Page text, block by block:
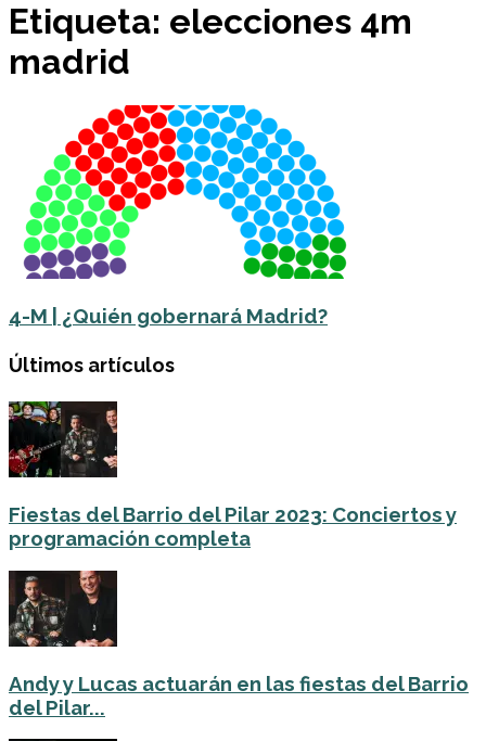
Etiqueta: elecciones 4m
madrid
4-M | ¿Quién gobernará Madrid?
Últimos artículos
Fiestas del Barrio del Pilar 2023: Conciertos y
programación completa
Andy y Lucas actuarán en las fiestas del Barrio
del Pilar...